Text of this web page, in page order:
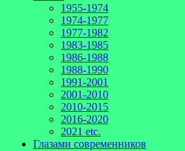
1955-1974
1974-1977
1977-1982
1983-1985
1986-1988
1988-1990
1991-2001
2001-2010
2010-2015
2016-2020
2021 etc.
Глазами современников